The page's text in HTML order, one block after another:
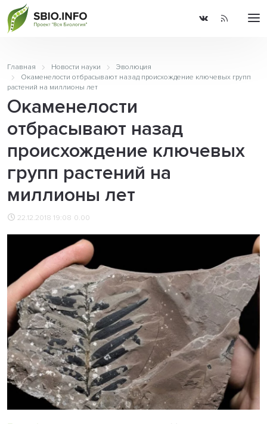
Главная Новости науки
Эволюция
Окаменелости отбрасывают назад происхождение ключевых групп
растений на миллионы лет
Окаменелости
отбрасывают назад
происхождение ключевых
групп растений на
миллионы лет
22.12.2018 19:08 0.00